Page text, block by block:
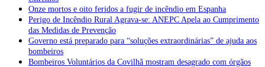
Onze mortos e oito feridos a fugir de incêndio em Espanha
Perigo de Incêndio Rural Agrava-se: ANEPC Apela ao Cumprimento
das Medidas de Prevenção
Governo está preparado para “soluções extraordinárias” de ajuda aos
bombeiros
Bombeiros Voluntários da Covilhã mostram desagrado com órgãos